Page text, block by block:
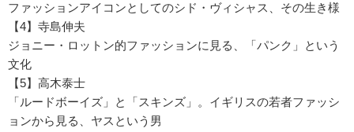
ファッションアイコンとしてのシド・ヴィシャス、その生き様
【4】寺島伸夫
ジョニー・ロットン的ファッションに見る、「パンク」という
文化
【5】高木泰士
「ルードボーイズ」と「スキンズ」。イギリスの若者ファッシ
ョンから見る、ヤスという男